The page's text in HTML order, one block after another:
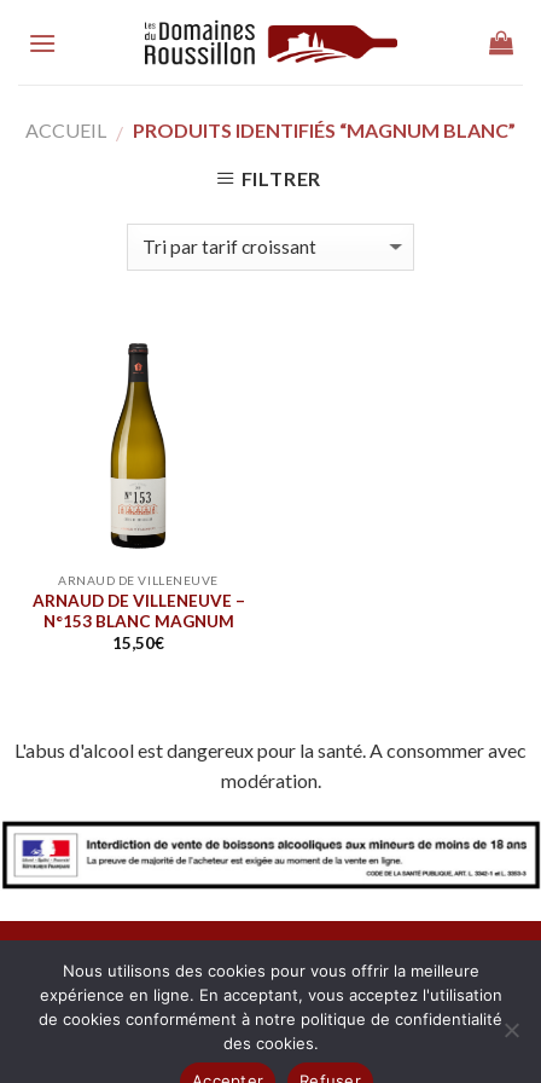
ACCUEIL / PRODUITS IDENTIFIÉS “MAGNUM BLANC”
FILTRER
ARNAUD DE VILLENEUVE
ARNAUD DE VILLENEUVE –
N°153 BLANC MAGNUM
15,50€
L'abus d'alcool est dangereux pour la santé. A consommer avec
modération.
À PROPOS NOUS CONTACTER
CONFIDENTIALITÉ
MENTIONS LÉGALES
COOKIES MON COMPTE
Copyright 2026 © Domaines du Roussillon. Créé avec passion par
Nous utilisons des cookies pour vous offrir la meilleure
expérience en ligne. En acceptant, vous acceptez l'utilisation
de cookies conformément à notre politique de confidentialité
des cookies.